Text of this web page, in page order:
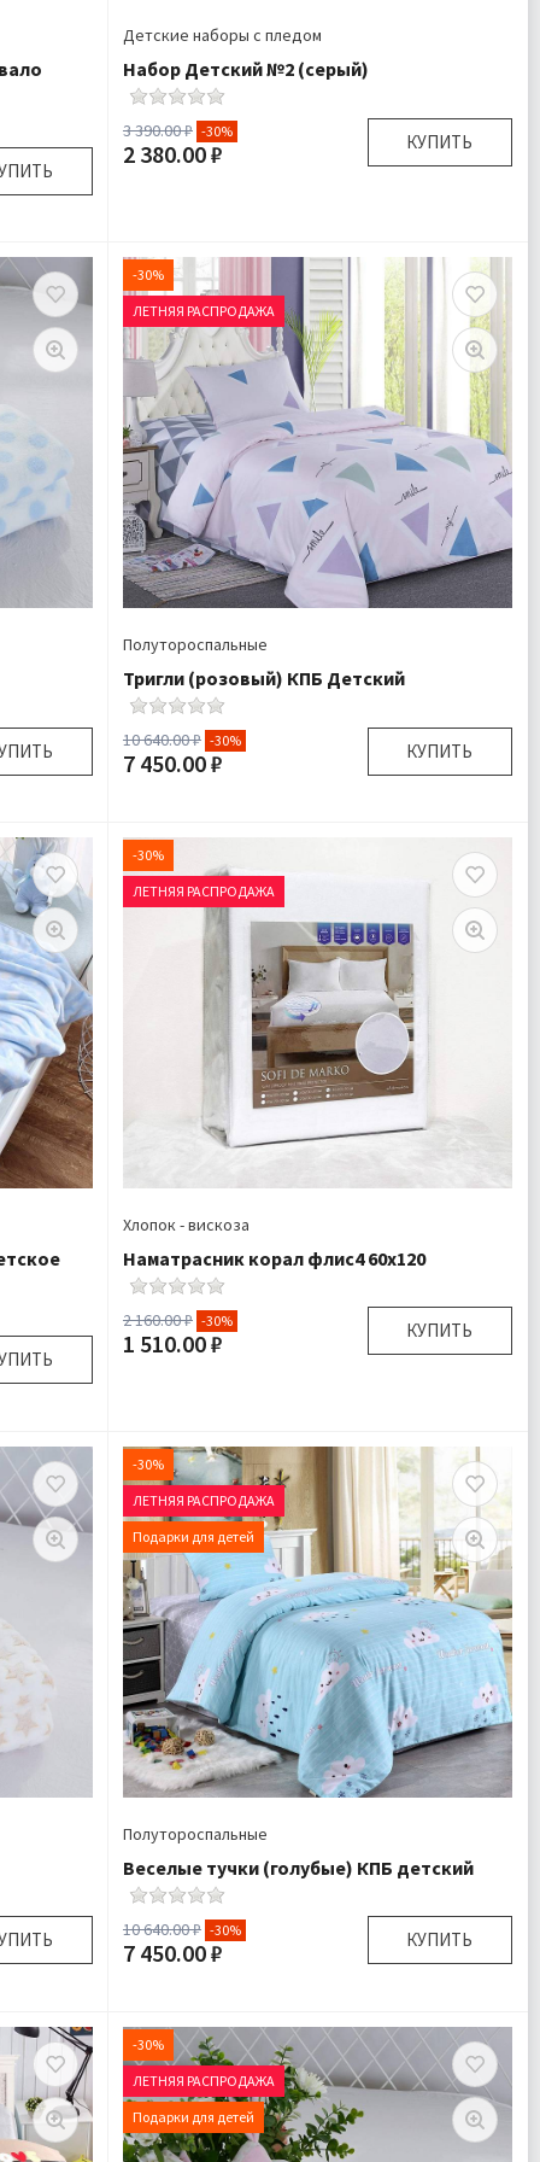
1 шт
Детские наборы с пледом
Набор Детский №2 (серый)
3 390.00 ₽ -30%
2 380.00 ₽ КУПИТЬ
Ткань:
Велсофт
Доставка:
Подробнее
1 шт
-30%
ЛЕТНЯЯ РАСПРОДАЖА
Полутороспальные
Тригли (розовый) КПБ Детский
10 640.00 ₽ -30%
7 450.00 ₽ КУПИТЬ
Комплектация:
Простыня 1 шт Наволочка 1
шт
Сатин
Бесплатно
1
шт
-30%
ЛЕТНЯЯ РАСПРОДАЖА
Хлопок - вискоза
Наматрасник корал флис4 60х120
2 160.00 ₽ -30%
1 510.00 ₽ КУПИТЬ
Доставка:
Подробнее
1 шт
-30%
ЛЕТНЯЯ РАСПРОДАЖА
Подарки для детей
Полутороспальные
Веселые тучки (голубые) КПБ детский
10 640.00 ₽ -30%
7 450.00 ₽ КУПИТЬ
Комплектация:
Пододеяльник 1 шт
Простыня 1 шт Наволочка 1
шт
Ткань:
Сатин
Доставка:
Бесплатно
-30%
ЛЕТНЯЯ РАСПРОДАЖА
Подарки для детей